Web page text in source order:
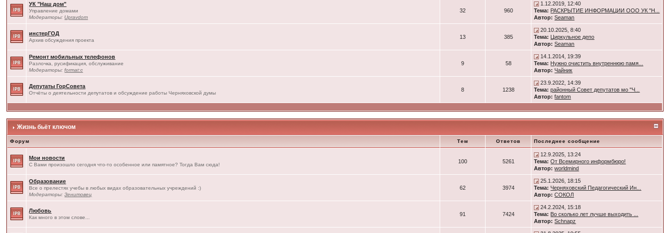
УК "Наш дом"
Управление домами
Модераторы:Upravdom
32 960
1.12.2019, 12:40
Тема: РАСКРЫТИЕ ИНФОРМАЦИИ ООО УК "Н...
Автор: Seaman
инстерГОД
Архив обсуждения проекта
13 385
20.10.2025, 8:40
Тема: Циркульное депо
Автор: Seaman
Ремонт мобильных телефонов
Разлочка, русификация, обслуживание
Модераторы:format:c
9 58
14.1.2014, 19:39
Тема: Нужно очистить внутреннюю памя...
Автор: Чайник
Депутаты ГорСовета
Отчёты о деятельности депутатов и обсуждение работы Черняховской думы
8 1238
23.9.2022, 14:39
Тема: районный Совет депутатов мо "Ч...
Автор: fantom
Жизнь бьёт ключом
Форум Тем Ответов Последнее сообщение
Мои новости
С Вами произошло сегодня что-то особенное или памятное? Тогда Вам сюда!
100 5261
12.9.2025, 13:24
Тема: От Всемирного информбюро!
Автор: worldmind
Образование
Все о прелестях учебы в любых видах образовательных учреждений :)
Модераторы:Зенитовец
62 3974
25.1.2026, 18:15
Тема: Черняховский Педагогический Ин...
Автор: СОКОЛ
Любовь
Как много в этом слове...
91 7424
24.2.2024, 15:18
Тема: Во сколько лет лучше выходить ...
Автор: Schnapz